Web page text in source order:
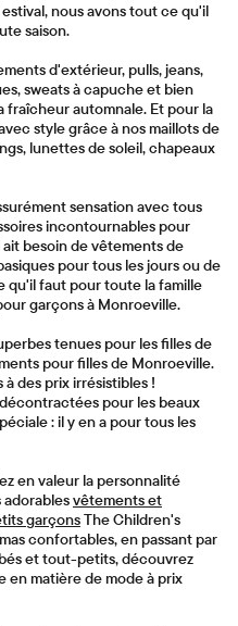
nous avons tout ce qu'il
saison.
d'extérieur, pulls, jeans,
sweats à capuche et bien
automnale. Et pour la
style grâce à nos maillots de
lunettes de soleil, chapeaux
sensation avec tous
incontournables pour
besoin de vêtements de
pour tous les jours ou de
qu'il faut pour toute la famille
garçons à Monroeville.
tenues pour les filles de
pour filles de Monroeville.
des prix irrésistibles !
pour les beaux
: il y en a pour tous les
en valeur la personnalité
vêtements et
garçonsThe Children's
confortables, en passant par
et tout-petits, découvrez
en matière de mode à prix